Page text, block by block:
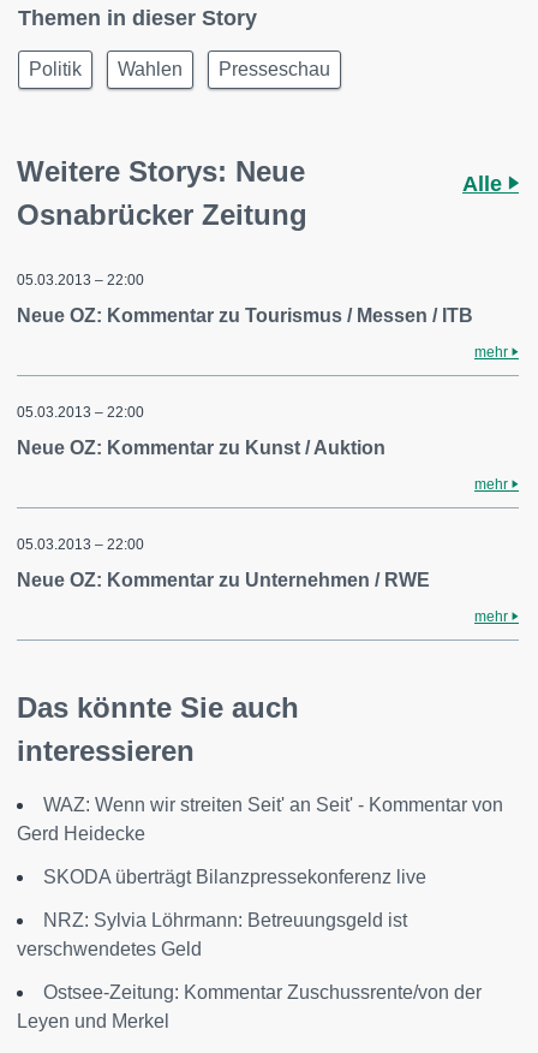
Themen in dieser Story
Politik Wahlen Presseschau
Weitere Storys: Neue
Osnabrücker Zeitung
Alle
05.03.2013 – 22:00
Neue OZ: Kommentar zu Tourismus / Messen / ITB
mehr
05.03.2013 – 22:00
Neue OZ: Kommentar zu Kunst / Auktion
mehr
05.03.2013 – 22:00
Neue OZ: Kommentar zu Unternehmen / RWE
mehr
Das könnte Sie auch
interessieren
WAZ: Wenn wir streiten Seit' an Seit' - Kommentar von
Gerd Heidecke
SKODA überträgt Bilanzpressekonferenz live
NRZ: Sylvia Löhrmann: Betreuungsgeld ist
verschwendetes Geld
Ostsee-Zeitung: Kommentar Zuschussrente/von der
Leyen und Merkel